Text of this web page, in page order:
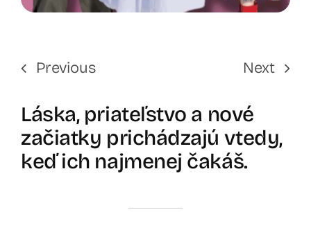
Previous Next
Láska, priateľstvo a nové
začiatky prichádzajú vtedy,
keď ich najmenej čakáš.